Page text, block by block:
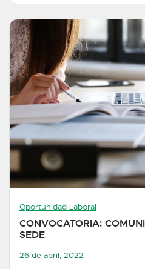
Oportunidad Laboral
CONVOCATORIA:
SEDE
26 de abril, 2022